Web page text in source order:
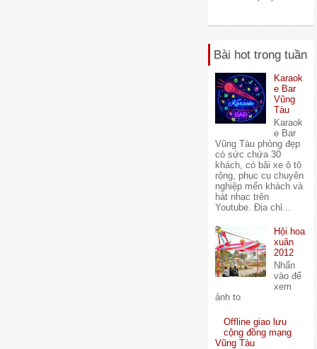
Bài hot trong tuần
Karaok
e Bar
Vũng
Tàu
Karaok
e Bar
Vũng Tàu phòng đẹp
có sức chứa 30
khách, có bãi xe ô tô
rộng, phục cụ chuyên
nghiệp mến khách và
hát nhạc trên
Youtube. Địa chỉ...
Hội hoa
xuân
2012
Nhấn
vào để
xem
ảnh to
Offline giao lưu
cộng đồng mạng
Vũng Tàu